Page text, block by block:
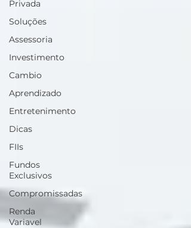
Privada
Soluções
Assessoria
Investimento
Cambio
Aprendizado
Entretenimento
Dicas
FIIs
Fundos
Exclusivos
Compromissadas
Renda
Variavel